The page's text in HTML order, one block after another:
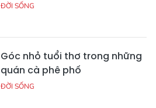
ĐỜI SỐNG
Góc nhỏ tuổi thơ trong những
quán cà phê phố
ĐỜI SỐNG